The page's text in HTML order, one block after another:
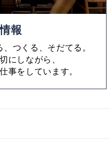
報
つくる、そだてる。
にしながら、
事をしています。